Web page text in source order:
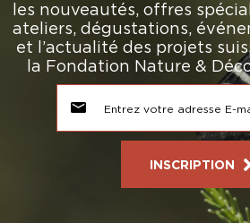
les nouveautés, offres
ateliers, dégustations,
et l’actualité des projets
la Fondation Nature &
INSCRIPTION